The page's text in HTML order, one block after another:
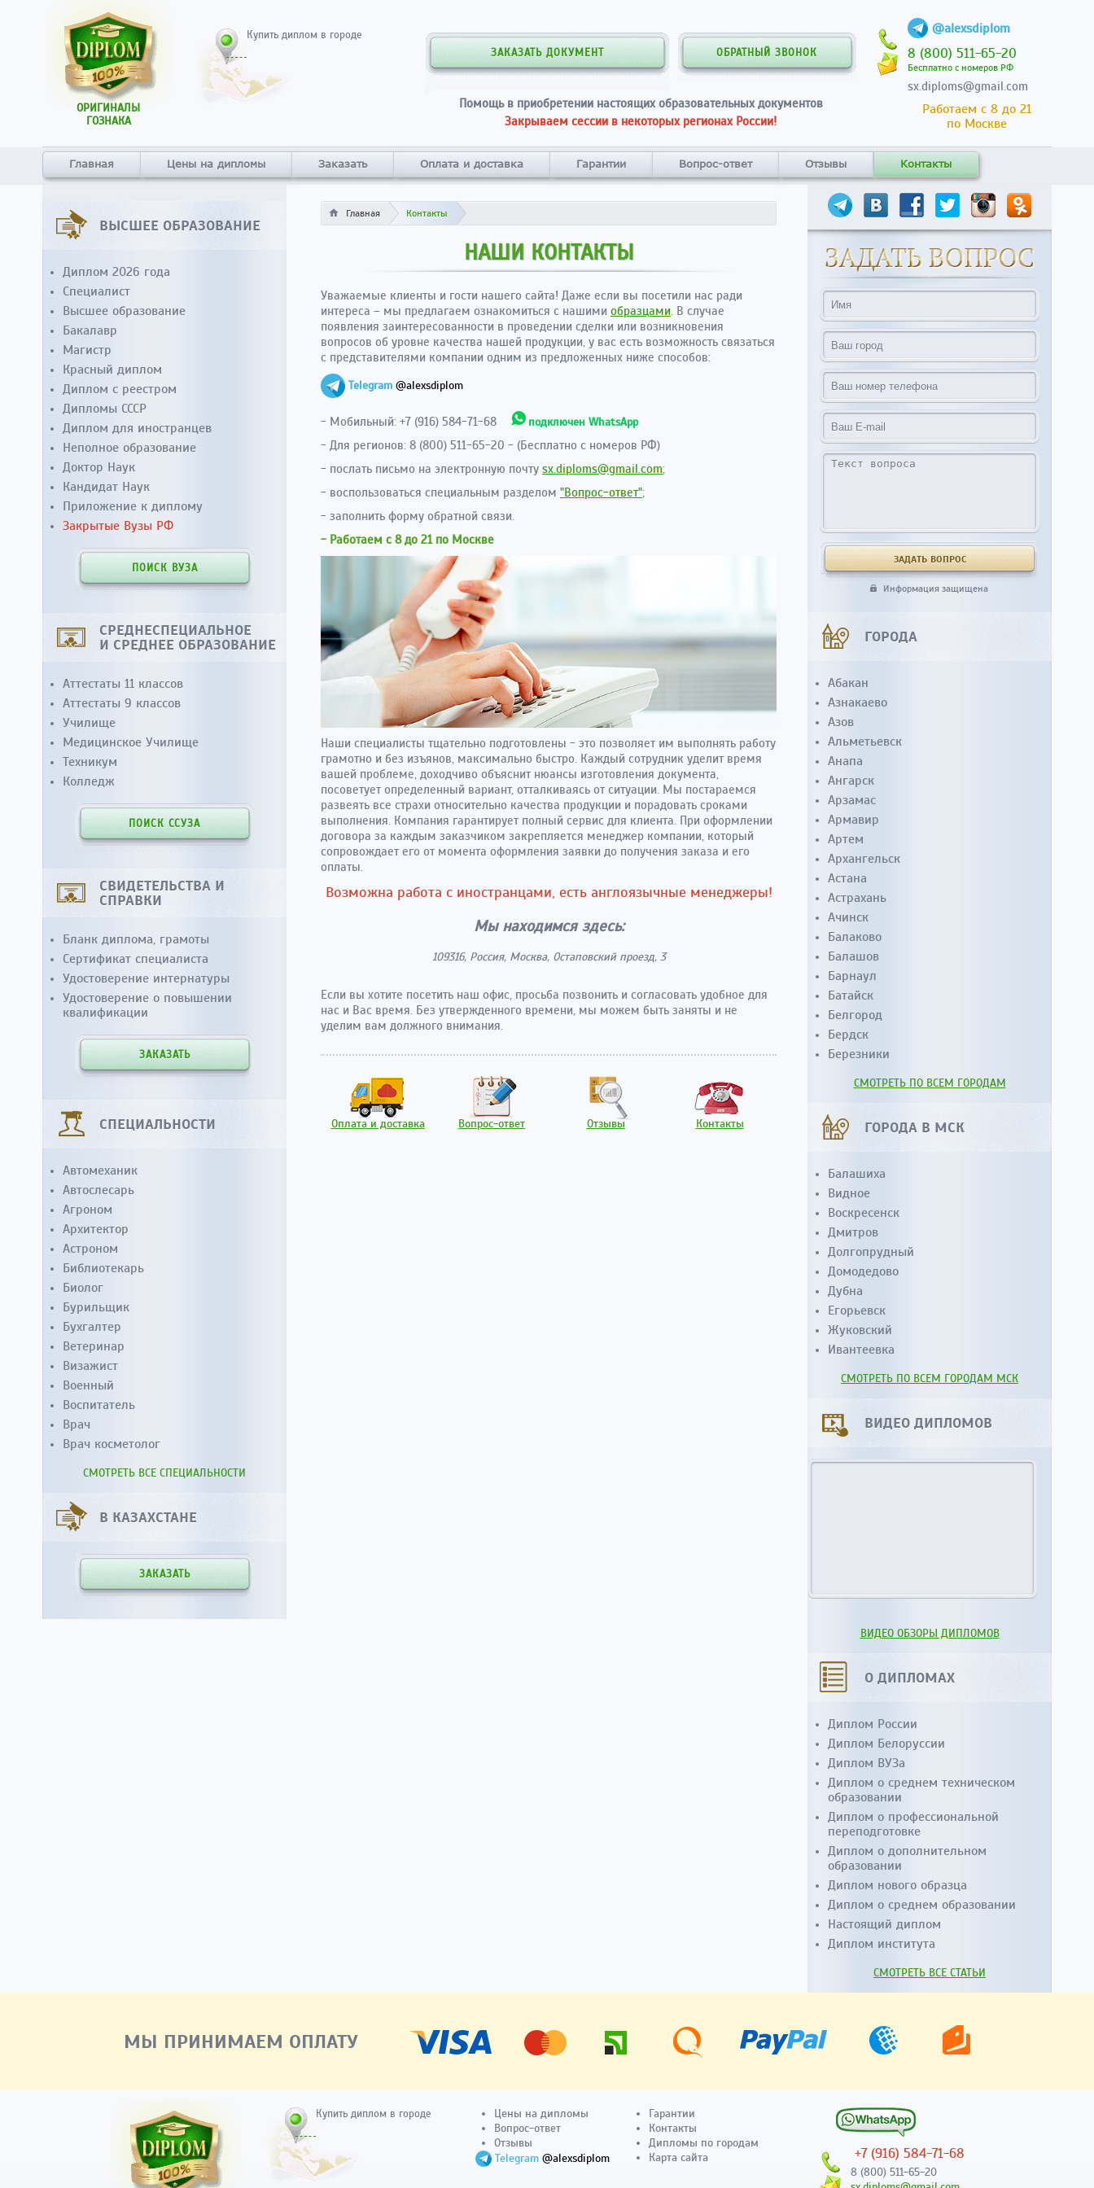
ОРИГИНАЛЫ
ГОЗНАКА
Купить диплом в городе @alexsdiplom
8 (800) 511-65-20
Бесплатно с номеров РФ
sx.diploms@gmail.com
Работаем с 8 до 21
по Москве
ЗАКАЗАТЬ ДОКУМЕНТ ОБРАТНЫЙ ЗВОНОК
Помощь в приобретении настоящих образовательных документов
Закрываем сессии в некоторых регионах России!
Главная Цены на дипломы Заказать Оплата и доставка Гарантии Вопрос-ответ Отзывы Контакты
Главная Контакты
НАШИ КОНТАКТЫ
Уважаемые клиенты и гости нашего сайта! Даже если вы посетили нас ради
интереса – мы предлагаем ознакомиться с нашими образцами. В случае
появления заинтересованности в проведении сделки или возникновения
вопросов об уровне качества нашей продукции, у вас есть возможность связаться
с представителями компании одним из предложенных ниже способов:
Telegram @alexsdiplom
- Мобильный: +7 (916) 584-71-68 подключен WhatsApp
- Для регионов: 8 (800) 511-65-20 - (Бесплатно с номеров РФ)
- послать письмо на электронную почту sx.diploms@gmail.com;
- воспользоваться специальным разделом "Вопрос-ответ";
- заполнить форму обратной связи.
- Работаем с 8 до 21 по Москве
Наши специалисты тщательно подготовлены - это позволяет им выполнять работу
грамотно и без изъянов, максимально быстро. Каждый сотрудник уделит время
вашей проблеме, доходчиво объяснит нюансы изготовления документа,
посоветует определенный вариант, отталкиваясь от ситуации. Мы постараемся
развеять все страхи относительно качества продукции и порадовать сроками
выполнения. Компания гарантирует полный сервис для клиента. При оформлении
договора за каждым заказчиком закрепляется менеджер компании, который
сопровождает его от момента оформления заявки до получения заказа и его
оплаты.
Возможна работа с иностранцами, есть англоязычные менеджеры!
Мы находимся здесь:
109316, Россия, Москва, Остаповский проезд, 3
Если вы хотите посетить наш офис, просьба позвонить и согласовать удобное для
нас и Вас время. Без утвержденного времени, мы можем быть заняты и не
уделим вам должного внимания.
Оплата и доставка Вопрос-ответ Отзывы Контакты
ВЫСШЕЕ ОБРАЗОВАНИЕ
Диплом 2026 года
Специалист
Высшее образование
Бакалавр
Магистр
Красный диплом
Диплом с реестром
Дипломы СССР
Диплом для иностранцев
Неполное образование
Доктор Наук
Кандидат Наук
Приложение к диплому
Закрытые Вузы РФ
ПОИСК ВУЗА
СРЕДНЕСПЕЦИАЛЬНОЕ
И СРЕДНЕЕ ОБРАЗОВАНИЕ
Аттестаты 11 классов
Аттестаты 9 классов
Училище
Медицинское Училище
Техникум
Колледж
ПОИСК ССУЗА
СВИДЕТЕЛЬСТВА И
СПРАВКИ
Бланк диплома, грамоты
Сертификат специалиста
Удостоверение интернатуры
Удостоверение о повышении
квалификации
ЗАКАЗАТЬ
СПЕЦИАЛЬНОСТИ
Автомеханик
Автослесарь
Агроном
Архитектор
Астроном
Библиотекарь
Биолог
Бурильщик
Бухгалтер
Ветеринар
Визажист
Военный
Воспитатель
Врач
Врач косметолог
СМОТРЕТЬ ВСЕ СПЕЦИАЛЬНОСТИ
В КАЗАХСТАНЕ
ЗАКАЗАТЬ
Информация защищена
ГОРОДА
Абакан
Азнакаево
Азов
Альметьевск
Анапа
Ангарск
Арзамас
Армавир
Артем
Архангельск
Астана
Астрахань
Ачинск
Балаково
Балашов
Барнаул
Батайск
Белгород
Бердск
Березники
СМОТРЕТЬ ПО ВСЕМ ГОРОДАМ
ГОРОДА В МСК
Балашиха
Видное
Воскресенск
Дмитров
Долгопрудный
Домодедово
Дубна
Егорьевск
Жуковский
Ивантеевка
СМОТРЕТЬ ПО ВСЕМ ГОРОДАМ МСК
ВИДЕО ДИПЛОМОВ
ВИДЕО ОБЗОРЫ ДИПЛОМОВ
О ДИПЛОМАХ
Диплом России
Диплом Белоруссии
Диплом ВУЗа
Диплом о среднем техническом
образовании
Диплом о профессиональной
переподготовке
Диплом о дополнительном
образовании
Диплом нового образца
Диплом о среднем образовании
Настоящий диплом
Диплом института
СМОТРЕТЬ ВСЕ СТАТЬИ
МЫ ПРИНИМАЕМ ОПЛАТУ
Купить диплом в городе
Цены на дипломы
Вопрос-ответ
Отзывы
Telegram @alexsdiplom
Гарантии
Контакты
Дипломы по городам
Карта сайта
+7 (916) 584-71-68
8 (800) 511-65-20
sx.diploms@gmail.com